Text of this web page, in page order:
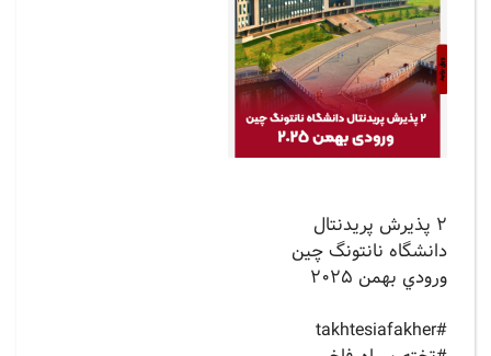
٢ پذيرش پريدنتال
دانشگاه نانتونگ چين
ورودي بهمن ٢٠٢٥
‏#takhtesiafakher